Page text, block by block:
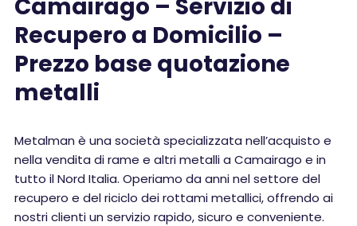
Camairago – Servizio di
Recupero a Domicilio –
Prezzo base quotazione
metalli
Metalman è una società specializzata nell’acquisto e
nella vendita di rame e altri metalli a Camairago e in
tutto il Nord Italia. Operiamo da anni nel settore del
recupero e del riciclo dei rottami metallici, offrendo ai
nostri clienti un servizio rapido, sicuro e conveniente.